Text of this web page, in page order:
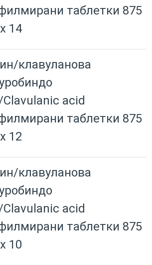
таблетки 875
14
клавуланова
acid
таблетки 875
12
клавуланова
acid
таблетки 875
10